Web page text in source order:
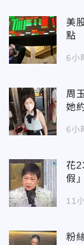
美
點
6小
周
她
6小
花
假
11
粉